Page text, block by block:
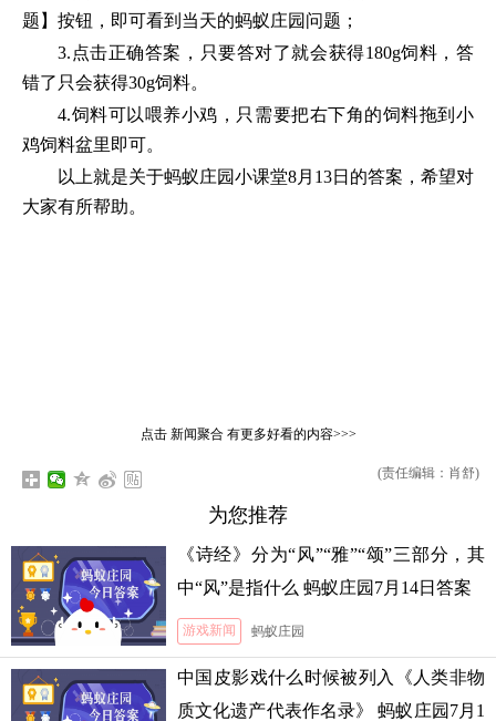
题】按钮，即可看到当天的蚂蚁庄园问题；
3.点击正确答案，只要答对了就会获得180g饲料，答
错了只会获得30g饲料。
4.饲料可以喂养小鸡，只需要把右下角的饲料拖到小
鸡饲料盆里即可。
以上就是关于蚂蚁庄园小课堂8月13日的答案，希望对
大家有所帮助。
点击 新闻聚合有更多好看的内容>>>
(责任编辑：肖舒)
为您推荐
《诗经》分为“风”“雅”“颂”三部分，其
中“风”是指什么 蚂蚁庄园7月14日答案
游戏新闻 蚂蚁庄园
中国皮影戏什么时候被列入《人类非物
质文化遗产代表作名录》 蚂蚁庄园7月1